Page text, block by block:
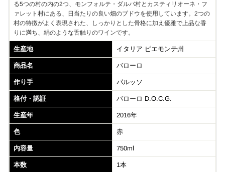
る5つの村の内の2つ、モンフォルテ・ダルバ村とカスティリオーネ・フ
ァレット村にある、日当たりの良い畑のブドウを使用しています。2つの
村の特徴がよく表現された、しっかりとした骨格に加え優雅で上品な香
りに満ち、絹のような舌触りのワインです。
生産地 イタリア ピエモンテ州
商品名 バローロ
作り手 パルッソ
格付・認証 バローロ D.O.C.G.
生産年 2016年
色 赤
内容量 750ml
本数 1本